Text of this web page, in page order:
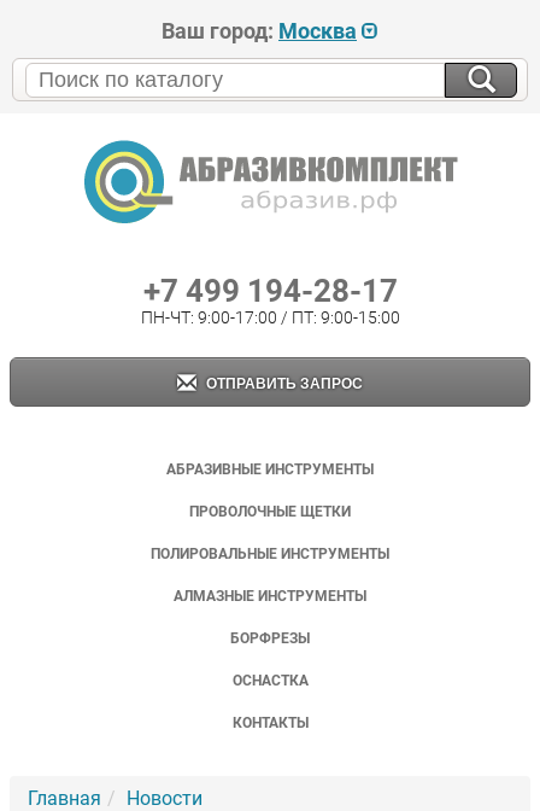
Ваш город: Москва
+7 499 194-28-17
ПН-ЧТ: 9:00-17:00 / ПТ: 9:00-15:00
ОТПРАВИТЬ ЗАПРОС
АБРАЗИВНЫЕ ИНСТРУМЕНТЫ
ПРОВОЛОЧНЫЕ ЩЕТКИ
ПОЛИРОВАЛЬНЫЕ ИНСТРУМЕНТЫ
АЛМАЗНЫЕ ИНСТРУМЕНТЫ
БОРФРЕЗЫ
ОСНАСТКА
КОНТАКТЫ
Главная
Новости